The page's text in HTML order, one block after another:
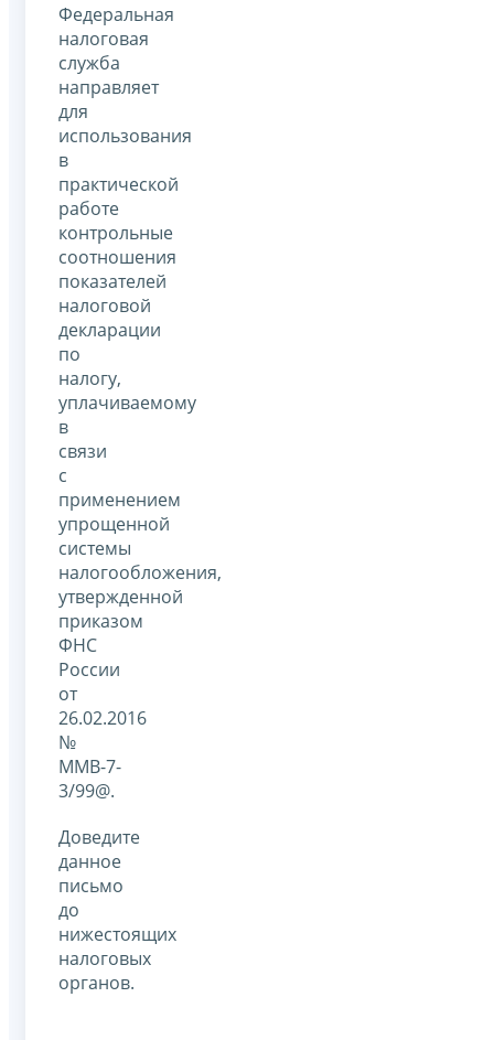
Федеральная
налоговая
служба
направляет
для
использования
в
практической
работе
контрольные
соотношения
показателей
налоговой
декларации
по
налогу,
уплачиваемому
в
связи
с
применением
упрощенной
системы
налогообложения,
утвержденной
приказом
ФНС
России
от
26.02.2016
№
ММВ-7-
3/99@.
Доведите
данное
письмо
до
нижестоящих
налоговых
органов.